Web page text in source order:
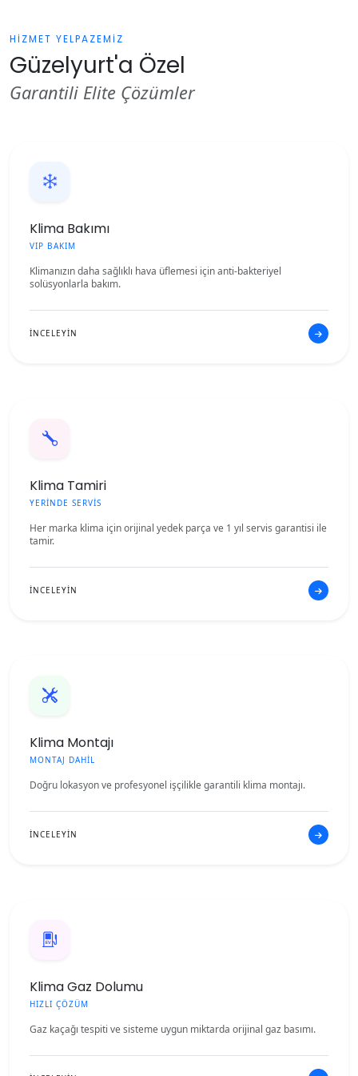
HİZMET YELPAZEMİZ
Güzelyurt'a Özel
Garantili Elite Çözümler
Klima Bakımı
VIP BAKIM
Klimanızın daha sağlıklı hava üflemesi için anti-bakteriyel
solüsyonlarla bakım.
İNCELEYİN
Klima Tamiri
YERİNDE SERVİS
Her marka klima için orijinal yedek parça ve 1 yıl servis garantisi ile
tamir.
İNCELEYİN
Klima Montajı
MONTAJ DAHİL
Doğru lokasyon ve profesyonel işçilikle garantili klima montajı.
İNCELEYİN
Klima Gaz Dolumu
HIZLI ÇÖZÜM
Gaz kaçağı tespiti ve sisteme uygun miktarda orijinal gaz basımı.